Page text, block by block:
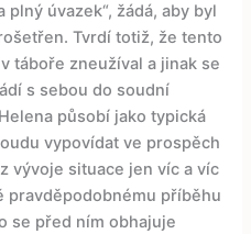
úvazek“, žádá, aby byl
Tvrdí totiž, že tento
táboře zneužíval a jinak se
s sebou do soudní
působí jako typická
vypovídat ve prospěch
vývoje situace jen víc a víc
pravděpodobnému příběhu
se před ním obhajuje